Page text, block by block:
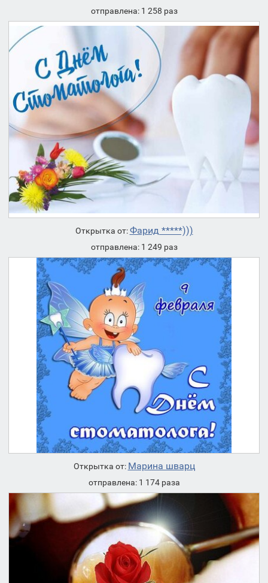
отправлена: 1 258 раз
Открытка от:Фарид *****)))
отправлена: 1 249 раз
Открытка от: Марина шварц
отправлена: 1 174 раза